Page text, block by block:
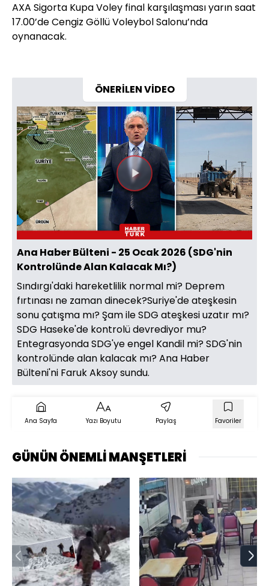
AXA Sigorta Kupa Voley final karşılaşması yarın saat
17.00’de Cengiz Göllü Voleybol Salonu’nda
oynanacak.
ÖNERİLEN VİDEO
Videoyu
Oynat
Ana Haber Bülteni - 25 Ocak 2026 (SDG'nin
Kontrolünde Alan Kalacak Mı?)
Sındırgı'daki hareketlilik normal mi? Deprem
fırtınası ne zaman dinecek?Suriye'de ateşkesin
sonu çatışma mı? Şam ile SDG ateşkesi uzatır mı?
SDG Haseke'de kontrolü devrediyor mu?
Entegrasyonda SDG'ye engel Kandil mi? SDG'nin
kontrolünde alan kalacak mı? Ana Haber
Bülteni'ni Faruk Aksoy sundu.
Ana Sayfa Yazı Boyutu Paylaş Favoriler
GÜNÜN ÖNEMLİ MANŞETLERİ